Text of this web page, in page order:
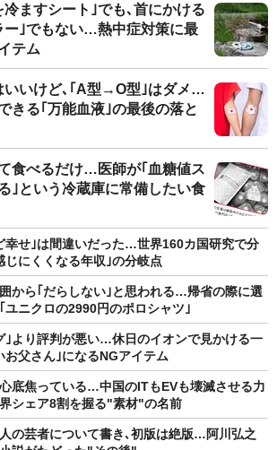
ますシート｣でも､首にかける
ー｣でもない…熱中症対策に最
テム
いいけど､｢A型→O型｣はダメ…
きる｢万能血液｣の最後の落と
食べるだけ…医師が｢血糖値ス
｣という冷蔵庫に常備したい食
幸せ｣は間違いだった…世界160カ国研究で分
じにくくなる年収｣の分岐点
から｢だらしない｣と思われる…帰省の際に選
ユニクロの2990円のポロシャツ｣
｣より評判が悪い…休日のイオンで見かける一
お父さん｣になるNGアイテム
底焦っている…中国のITもEVも壊滅させる力
シェア8割を握る"素材"の名前
の芸者について書き､初版は絶版…阿川弘之